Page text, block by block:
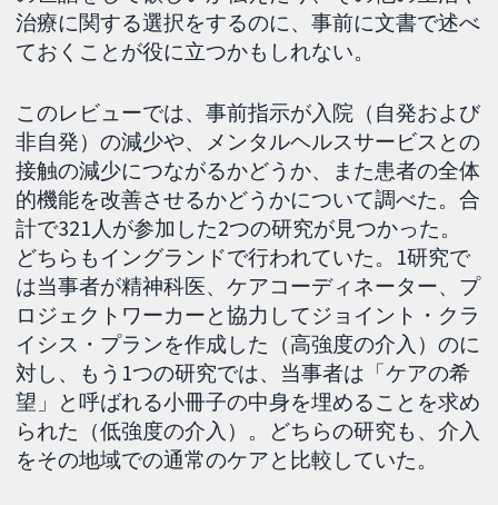
治療に関する選択をするのに、事前に文書で述べ
ておくことが役に立つかもしれない。
このレビューでは、事前指示が入院（自発および
非自発）の減少や、メンタルヘルスサービスとの
接触の減少につながるかどうか、また患者の全体
的機能を改善させるかどうかについて調べた。合
計で321人が参加した2つの研究が見つかった。
どちらもイングランドで行われていた。1研究で
は当事者が精神科医、ケアコーディネーター、プ
ロジェクトワーカーと協力してジョイント・クラ
イシス・プランを作成した（高強度の介入）のに
対し、もう1つの研究では、当事者は「ケアの希
望」と呼ばれる小冊子の中身を埋めることを求め
られた（低強度の介入）。どちらの研究も、介入
をその地域での通常のケアと比較していた。